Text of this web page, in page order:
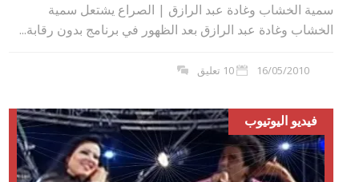
سمية الخشاب وغادة عبد الرازق | الصراع يشتعل سمية
الخشاب وغادة عبد الرازق بعد الظهور في برنامج بدون رقابة...
16/05/2010 10 تعليق
فيديو اليوتيوب